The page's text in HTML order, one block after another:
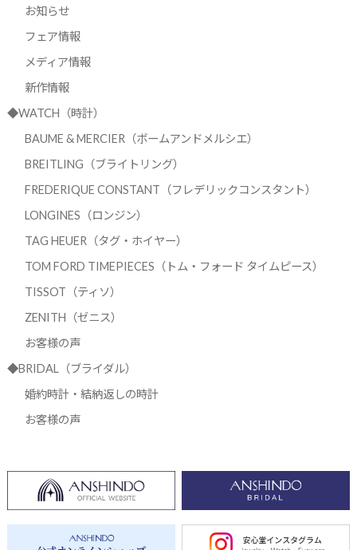
お知らせ
フェア情報
メディア情報
新作情報
◆WATCH（時計）
BAUME & MERCIER（ボームアンドメルシエ）
BREITLING（ブライトリング）
FREDERIQUE CONSTANT（フレデリックコンスタント）
LONGINES（ロンジン）
TAG HEUER（タグ・ホイヤー）
TOM FORD TIMEPIECES（トム・フォード タイムピース）
TISSOT（ティソ）
ZENITH（ゼニス）
お客様の声
◆BRIDAL（ブライダル）
婚約時計・結納返しの時計
お客様の声